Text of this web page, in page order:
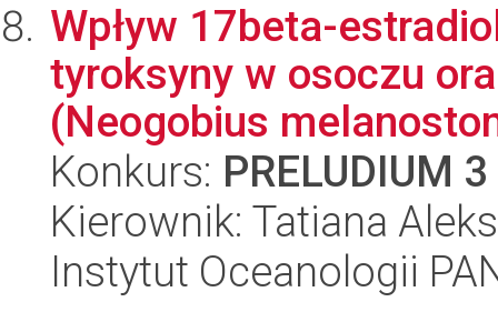
Wpływ 17beta-
tyroksyny w osoczu
(Neogobius
Konkurs: PRELUDIUM 3
Kierownik: Tatiana
Instytut Oceanologii